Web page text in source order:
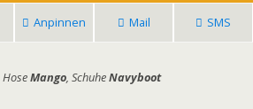
Anpinnen Mail SMS
HoseMango, SchuheNavyboot